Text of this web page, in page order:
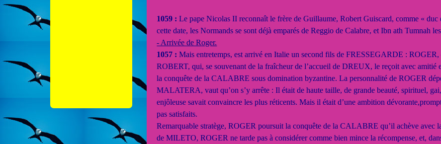
1059 : Le pape Nicolas II reconnaît le frère de Guillaume, Robert Guiscard, comme «
cette date, les Normands se sont déjà emparés de Reggio de Calabre, et Ibn ath Tumnah
- Arrivée de Roger.
1057 : Mais entretemps, est arrivé en Italie un second fils de FRESSEGARDE : ROGER,
ROBERT, qui, se souvenant de la fraîcheur de l’accueil de DREUX, le reçoit avec amitié
la conquête de la CALABRE sous domination byzantine. La personnalité de ROGER
MALATERA, vaut qu’on s’y arrête : Il était de haute taille, de grande beauté, spirituel,
enjôleuse savait convaincre les plus réticents. Mais il était d’une ambition
pas satisfaits.
Remarquable stratège, ROGER poursuit la conquête de la CALABRE qu’il achève
de MILETO, ROGER ne tarde pas à considérer comme bien mince la récompense, et,